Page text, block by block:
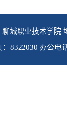
聊城职业技术学院
8322030 办公电